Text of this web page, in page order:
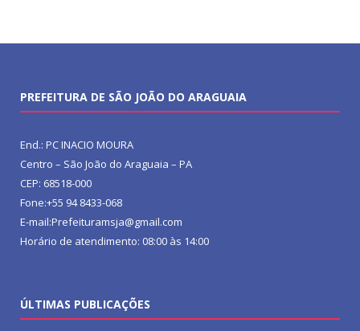
PREFEITURA DE SÃO JOÃO DO ARAGUAIA
End.: PC INACIO MOURA
Centro – São João do Araguaia – PA
CEP: 68518-000
Fone:+55 94 8433-068
E-mail:Prefeituramsja@gmail.com
Horário de atendimento: 08:00 às 14:00
ÚLTIMAS PUBLICAÇÕES